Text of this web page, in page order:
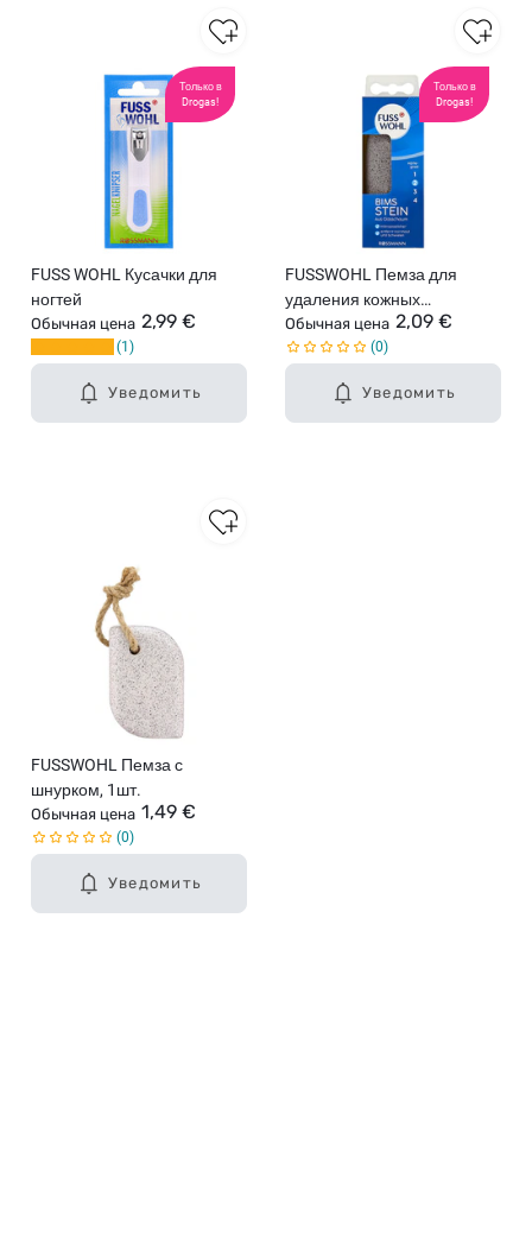
Только в
Drogas!
Уведомить
FUSS WOHL Кусачки для
ногтей
Обычная цена 2,99 €
1
Только в
Drogas!
Уведомить
FUSSWOHL Пемза для
удаления кожных
утолщений
Обычная цена 2,09 €
0
Уведомить
FUSSWOHL Пемза с
шнурком, 1шт.
Обычная цена 1,49 €
0